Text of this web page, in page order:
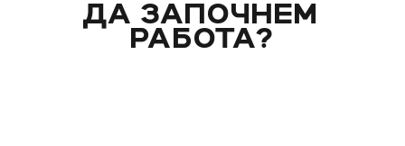
ДА ЗАПОЧНЕМ
РАБОТА?